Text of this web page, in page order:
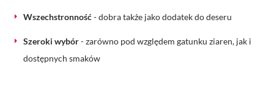
Wszechstronność- dobra także jako dodatek do deseru
Szeroki wybór- zarówno pod względem gatunku ziaren, jak i
dostępnych smaków